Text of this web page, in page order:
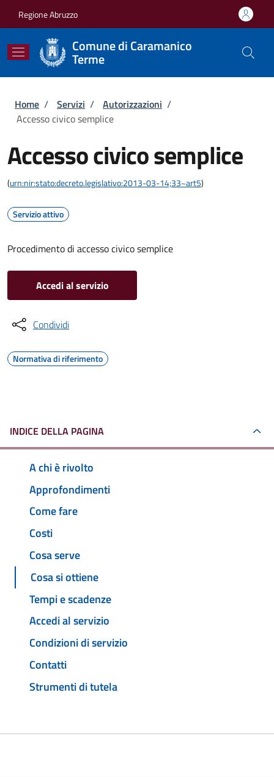
Regione Abruzzo
Comune di Caramanico
Terme
Briciole di pane
Home / Servizi / Autorizzazioni /
Accesso civico semplice
Accesso civico semplice
(urn:nir:stato:decreto.legislativo:2013-03-14;33~art5)
Servizio attivo
Procedimento di accesso civico semplice
Accedi al servizio
Condividi
Normativa di riferimento
INDICE DELLA PAGINA
A chi è rivolto
Approfondimenti
Come fare
Costi
Cosa serve
Cosa si ottiene
Tempi e scadenze
Accedi al servizio
Condizioni di servizio
Contatti
Strumenti di tutela